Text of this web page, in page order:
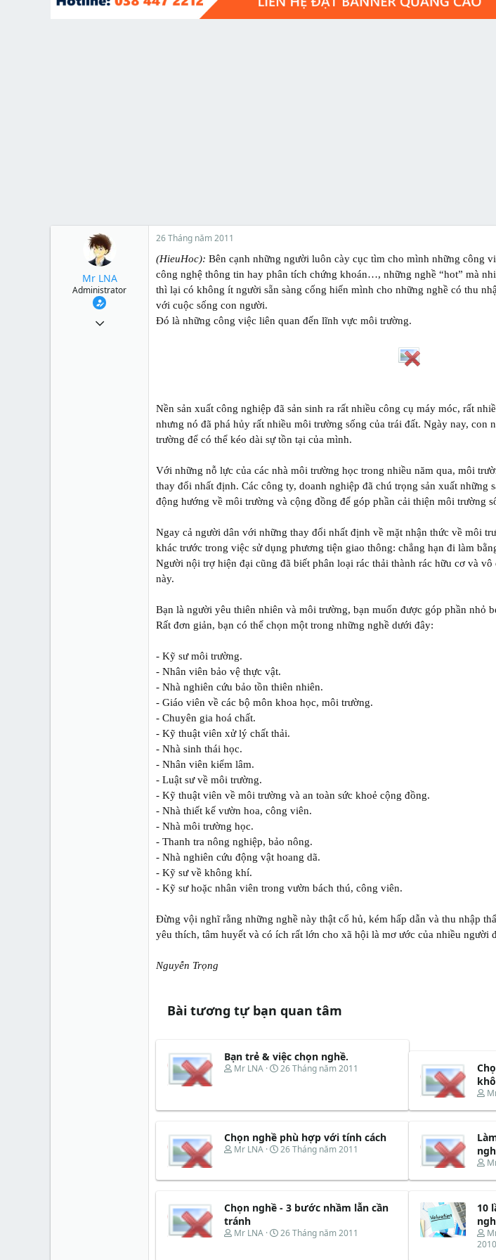
t
Mr LNA
Administrator
26 Tháng năm 2011
(HieuHoc): Bên cạnh những người luôn cày cục tìm cho mình những công
công nghệ thông tin hay phân tích chứng khoán…, những nghề “hot” mà
thì lại có không ít người sẵn sàng cống hiến mình cho những nghề có thu
với cuộc sống con người.
Đó là những công việc liên quan đến lĩnh vực môi trường.
Nền sản xuất công nghiệp đã sản sinh ra rất nhiều công cụ máy móc, rất
nhưng nó đã phá hủy rất nhiều môi trường sống của trái đất. Ngày nay, con
trường để có thể kéo dài sự tồn tại của mình.
Với những nỗ lực của các nhà môi trường học trong nhiều năm qua, môi
thay đổi nhất định. Các công ty, doanh nghiệp đã chú trọng sản xuất những
động hướng về môi trường và cộng đồng để góp phần cải thiện môi trường
Ngay cả người dân với những thay đổi nhất định về mặt nhận thức về môi
khác trước trong việc sử dụng phương tiện giao thông: chẳng hạn đi làm
Người nội trợ hiện đại cũng đã biết phân loại rác thải thành rác hữu cơ và
này.
Bạn là người yêu thiên nhiên và môi trường, bạn muốn được góp phần nhỏ
Rất đơn giản, bạn có thể chọn một trong những nghề dưới đây:
- Kỹ sư môi trường.
- Nhân viên bảo vệ thực vật.
- Nhà nghiên cứu bảo tồn thiên nhiên.
- Giáo viên về các bộ môn khoa học, môi trường.
- Chuyên gia hoá chất.
- Kỹ thuật viên xử lý chất thải.
- Nhà sinh thái học.
- Nhân viên kiểm lâm.
- Luật sư về môi trường.
- Kỹ thuật viên về môi trường và an toàn sức khoẻ cộng đồng.
- Nhà thiết kế vườn hoa, công viên.
- Nhà môi trường học.
- Thanh tra nông nghiệp, bảo nông.
- Nhà nghiên cứu động vật hoang dã.
- Kỹ sư về không khí.
- Kỹ sư hoặc nhân viên trong vườn bách thú, công viên.
Đừng vội nghĩ rằng những nghề này thật cổ hủ, kém hấp dẫn và thu nhập
yêu thích, tâm huyết và có ích rất lớn cho xã hội là mơ ước của nhiều người
Nguyễn Trọng
Bài tương tự bạn quan tâm
Bạn trẻ & việc chọn nghề.
T
a
s
t
t
Mr LNA
N
b
t
đ
26 Tháng năm 2011
T
r
a
d
s
a
t
e
r
Chọn nghề phù hợp với tính cách
T
e
d
s
t
a
Mr LNA
N
y
đ
ầ
26 Tháng năm 2011
T
r
a
d
s
t
Chọn nghề - 3 bước nhầm lẫn cần
tránh
T
Mr LNA
N
26 Tháng năm 2011
10
T
h
2010